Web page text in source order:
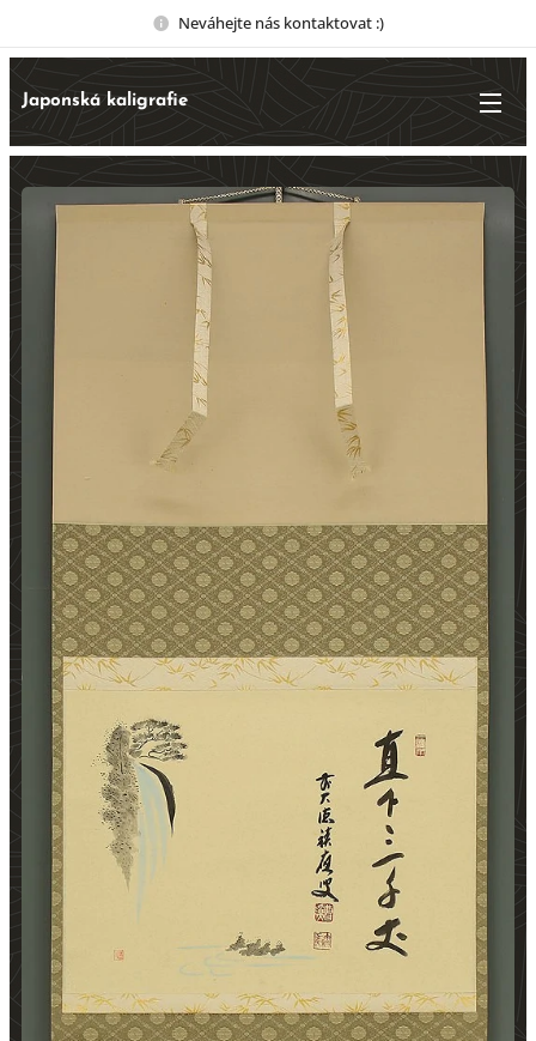
Neváhejte nás kontaktovat :)
Japonská kaligrafie